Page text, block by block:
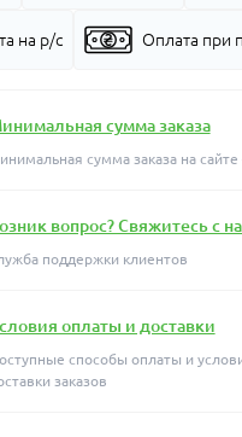
на р/с Оплата при
сумма заказа
сумма заказа на сайте
вопрос? Свяжитесь с
поддержки клиентов
оплаты и доставки
способы оплаты и
заказов